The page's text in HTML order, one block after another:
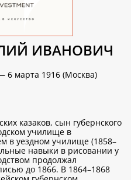
ИВАНОВИЧ
6 марта 1916 (Москва)
казаков, сын губернского
училище в
в уездном училище (1858–
навыки в рисовании у
продолжал
до 1866. В 1864–1868